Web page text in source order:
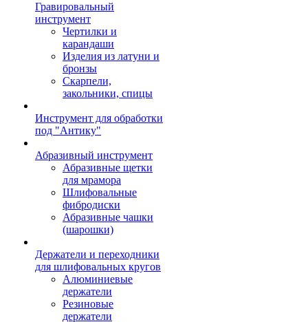
Гравировальный
инструмент
Чертилки и
карандаши
Изделия из латуни и
бронзы
Скарпели,
закольники, спицы
Инструмент для обработки
под "Антику"
Абразивный инструмент
Абразивные щетки
для мрамора
Шлифовальные
фибродиски
Абразивные чашки
(шарошки)
Держатели и переходники
для шлифовальных кругов
Алюминиевые
держатели
Резиновые
держатели